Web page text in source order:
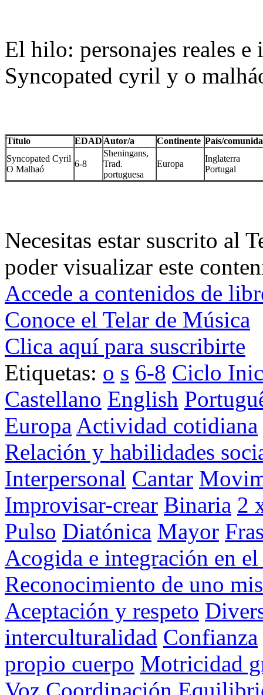
El hilo: personajes reales e
Syncopated cyril y o
Título EDAD Autor/a Continente País/
Syncopated Cyril
O Malhaó
6-8
Sheningans,
Trad.
portuguesa
Europa
Inglaterra
Portugal
Necesitas estar suscrito al
poder visualizar este
Accede a contenidos de
Conoce el Telar de Música
Clica aquí para suscribirte
Etiquetas: o s 6-8 Ciclo
Castellano English
Europa Actividad cotidiana
Relación y habilidades
Interpersonal Cantar
Improvisar-crear Binaria 2
Pulso Diatónica Mayor
Acogida e integración en
Reconocimiento de uno
Aceptación y respeto
interculturalidad Confianza
propio cuerpo Motricidad
Voz Coordinación